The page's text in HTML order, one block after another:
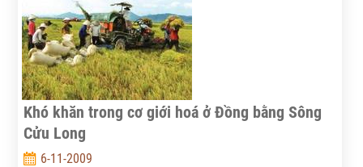
Khó khăn trong cơ giới hoá ở Đồng bằng Sông
Cửu Long
6-11-2009